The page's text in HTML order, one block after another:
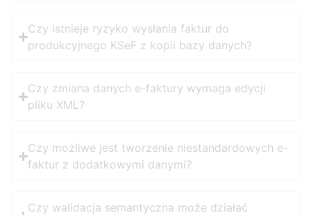
Czy istnieje ryzyko wysłania faktur do
produkcyjnego KSeF z kopii bazy danych?
Czy zmiana danych e-faktury wymaga edycji
pliku XML?
Czy możliwe jest tworzenie niestandardowych e-
faktur z dodatkowymi danymi?
Czy walidacja semantyczna może działać